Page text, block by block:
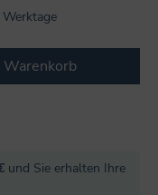
Warenkorb
und Sie erhalten Ihre